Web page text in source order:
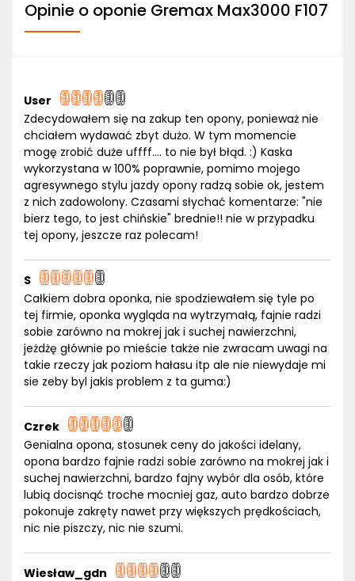
Opinie o oponie Gremax Max3000 F107
User
Zdecydowałem się na zakup ten opony, ponieważ nie
chciałem wydawać zbyt dużo. W tym momencie
mogę zrobić duże uffff.... to nie był błąd. :) Kaska
wykorzystana w 100% poprawnie, pomimo mojego
agresywnego stylu jazdy opony radzą sobie ok, jestem
z nich zadowolony. Czasami słychać komentarze: "nie
bierz tego, to jest chińskie" brednie!! nie w przypadku
tej opony, jeszcze raz polecam!
S
Całkiem dobra oponka, nie spodziewałem się tyle po
tej firmie, oponka wygląda na wytrzymałą, fajnie radzi
sobie zarówno na mokrej jak i suchej nawierzchni,
jeżdżę głównie po mieście także nie zwracam uwagi na
takie rzeczy jak poziom hałasu itp ale nie niewydaje mi
sie zeby byl jakis problem z ta guma:)
Czrek
Genialna opona, stosunek ceny do jakości idelany,
opona bardzo fajnie radzi sobie zarówno na mokrej jak i
suchej nawierzchni, bardzo fajny wybór dla osób, które
lubią docisnąć troche mocniej gaz, auto bardzo dobrze
pokonuje zakręty nawet przy większych prędkościach,
nic nie piszczy, nic nie szumi.
Wiesław_gdn